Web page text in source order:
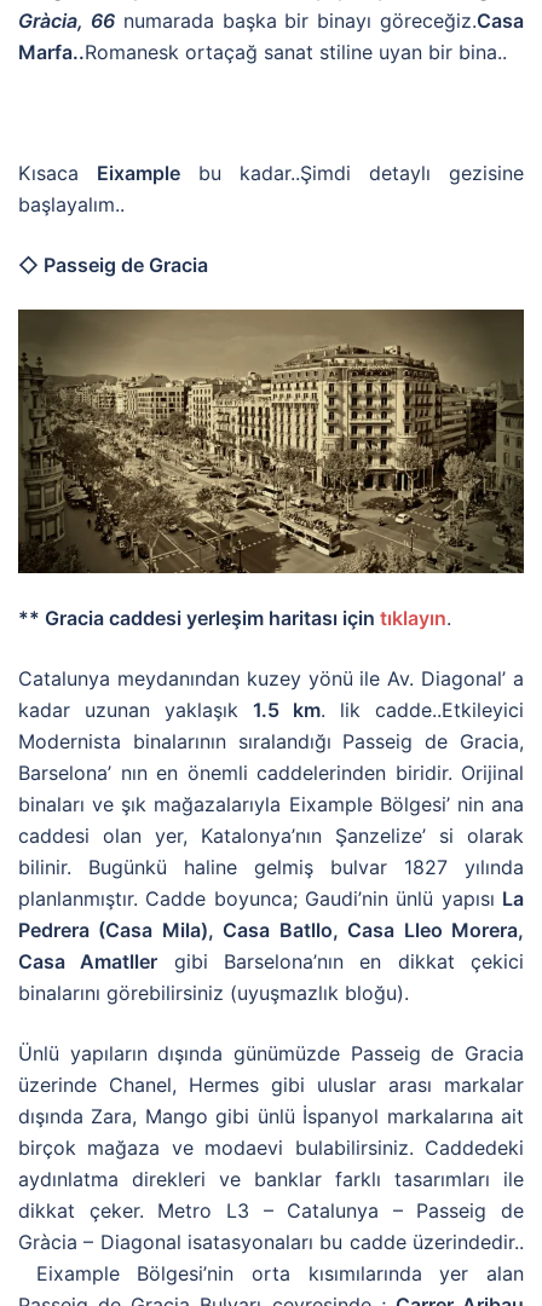
Gràcia, 66numarada başka bir binayı göreceğiz.Casa
Marfa..Romanesk ortaçağ sanat stiline uyan bir bina..
Kısaca Eixample bu kadar..Şimdi detaylı gezisine
başlayalım..
◇ Passeig de Gracia
** Gracia caddesi yerleşim haritası için tıklayın.
Catalunya meydanından kuzey yönü ile Av. Diagonal’ a
kadar uzunan yaklaşık 1.5 km. lik cadde..Etkileyici
Modernista binalarının sıralandığı Passeig de Gracia,
Barselona’ nın en önemli caddelerinden biridir. Orijinal
binaları ve şık mağazalarıyla Eixample Bölgesi’ nin ana
caddesi olan yer, Katalonya’nın Şanzelize’ si olarak
bilinir. Bugünkü haline gelmiş bulvar 1827 yılında
planlanmıştır. Cadde boyunca; Gaudi’nin ünlü yapısı La
Pedrera (Casa Mila), Casa Batllo, Casa Lleo Morera,
Casa Amatller gibi Barselona’nın en dikkat çekici
binalarını görebilirsiniz (uyuşmazlık bloğu).
Ünlü yapıların dışında günümüzde Passeig de Gracia
üzerinde Chanel, Hermes gibi uluslar arası markalar
dışında Zara, Mango gibi ünlü İspanyol markalarına ait
birçok mağaza ve modaevi bulabilirsiniz. Caddedeki
aydınlatma direkleri ve banklar farklı tasarımları ile
dikkat çeker. Metro L3 – Catalunya – Passeig de
Gràcia – Diagonal isatasyonaları bu cadde üzerindedir..
Eixample Bölgesi’nin orta kısımılarında yer alan